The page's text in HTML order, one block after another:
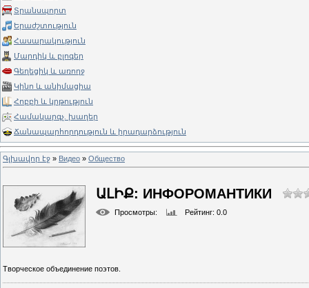
Տրանսպորտ
Երաժշտություն
Հասարակություն
Մարդիկ և բլոգեր
Գեղեցիկ և առողջ
Կինո և անիմացիա
Հոբբի և կրթություն
Համակարգչ. խաղեր
Ճանապարհորդություն և իրադարձություն
Գլխավոր էջ » Видео » Общество
ԱԼԻՔ: ИНФОРОМАНТИКИ
Просмотры: Рейтинг: 0.0
Творческое объединение поэтов.